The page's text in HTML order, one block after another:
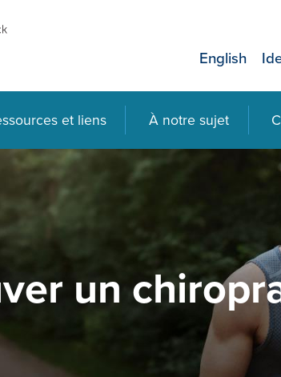
et liens À notre sujet
English
un